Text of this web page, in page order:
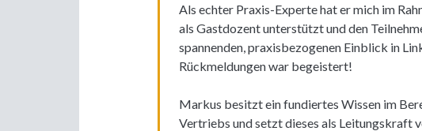
Als echter Praxis-Experte hat er mich im
als Gastdozent unterstützt und den
spannenden, praxisbezogenen Einblick in
Rückmeldungen war begeistert!
Markus besitzt ein fundiertes Wissen im
Vertriebs und setzt dieses als Leitungskraft